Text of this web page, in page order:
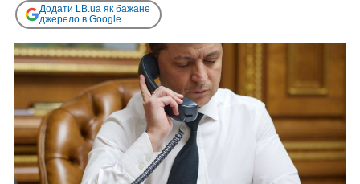
Додати LB.ua як бажане
джерело в Google